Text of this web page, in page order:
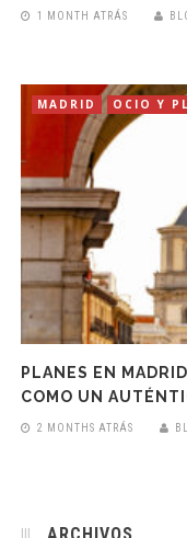
1 MONTH ATRÁS
MADRID OCIO Y
PLANES EN
COMO UN
2 MONTHS ATRÁS